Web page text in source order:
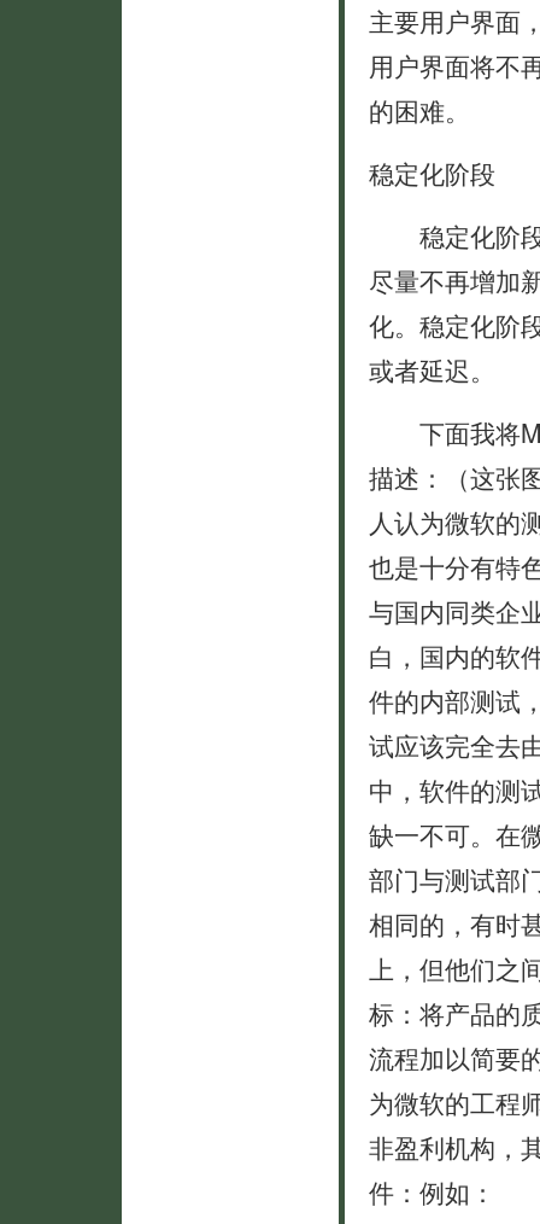
主要用户界面
用户界面将不
的困难。
稳定化阶段
稳定化阶段
尽量不再增加
化。稳定化阶
或者延迟。
下面我将
描述：（这张
人认为微软的
也是十分有特
与国内同类企
白，国内的软
件的内部测试
试应该完全去
中，软件的测
缺一不可。在
部门与测试部
相同的，有时
上，但他们之
标：将产品
流程加以简要
为微软的工程
非盈利机构，
件：例如：